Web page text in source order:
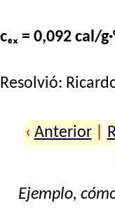
cₑₓ = 0,092 cal/
Resolvió:
‹ Anterior
Ejemplo,